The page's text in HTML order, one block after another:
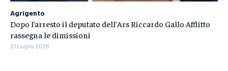
Agrigento
Dopo l’arresto il deputato dell’Ars Riccardo Gallo Afflitto
rassegna le dimissioni
21 Luglio 2026